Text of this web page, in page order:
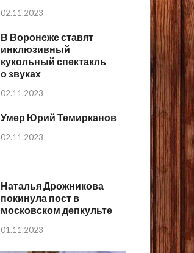
02.11.2023
В Воронеже ставят
инклюзивный
кукольный спектакль
о звуках
02.11.2023
Умер Юрий Темирканов
02.11.2023
Наталья Дрожникова
покинула пост в
московском депкульте
01.11.2023